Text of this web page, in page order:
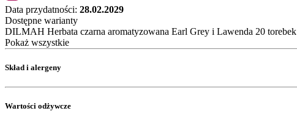
Data przydatności: 28.02.2029
Dostępne warianty
DILMAH Herbata czarna aromatyzowana Earl Grey i Lawenda 20 torebek
Pokaż wszystkie
Skład i alergeny
Wartości odżywcze